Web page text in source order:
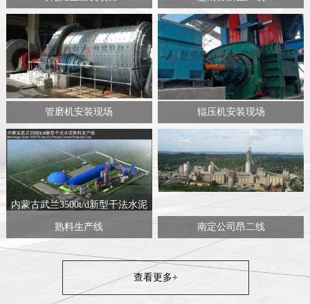
管磨机安装现场 辊压机安装现场
内蒙古武兰3500t/d新型干法水泥
熟料生产线 南定公司昂二线
查看更多+